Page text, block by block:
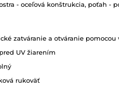
- oceľová konštrukcia, poťah -
zatváranie a otváranie
UV žiarením
rukoväť